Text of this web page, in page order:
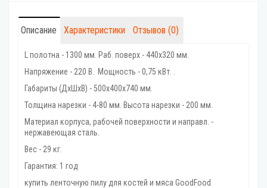
Описание Характеристики Отзывов (0)
L полотна - 1300 мм. Раб. поверх - 440x320 мм.
Напряжение - 220 В. Мощность - 0,75 кВт. .
Габариты (ДхШхВ) - 500х400х740 мм.
Толщина нарезки - 4-80 мм. Высота нарезки - 200 мм.
Материал корпуса, рабочей поверхности и направл. -
нержавеющая сталь.
Вес - 29 кг.
Гарантия: 1 год
купить ленточную пилу для костей и мяса GoodFood